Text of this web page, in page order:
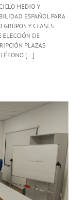
MEDIO Y
ESPAÑOL PARA
GRUPOS Y CLASES
ELECCIÓN DE
PLAZAS
[...]